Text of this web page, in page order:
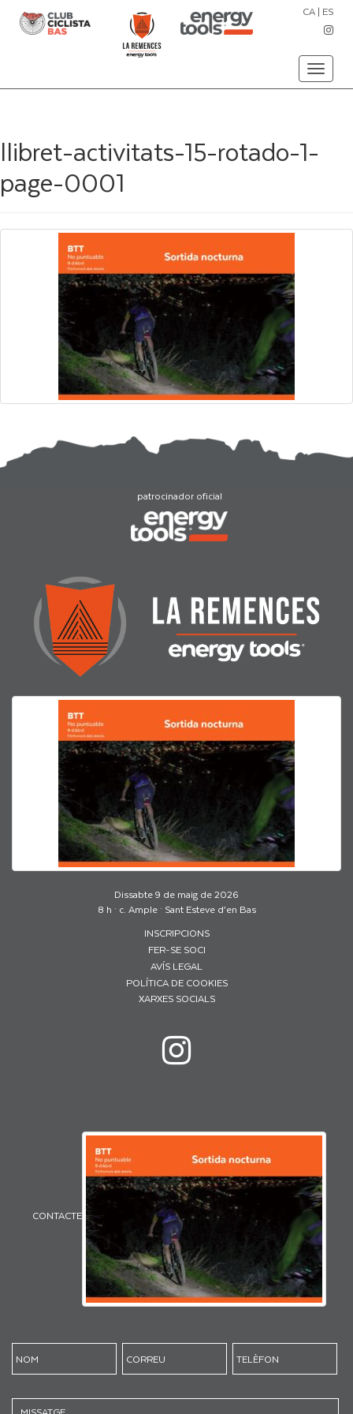
Toggle
CA | ES
llibret-activitats-15-rotado-1-
page-0001
patrocinador oficial
Dissabte 9 de maig de 2026
8 h · c. Ample · Sant Esteve d’en Bas
INSCRIPCIONS
FER-SE SOCI
AVÍS LEGAL
POLÍTICA DE COOKIES
XARXES SOCIALS
CONTACTE